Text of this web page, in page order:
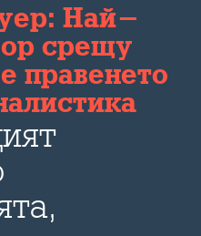
Най-
срещу
правенето